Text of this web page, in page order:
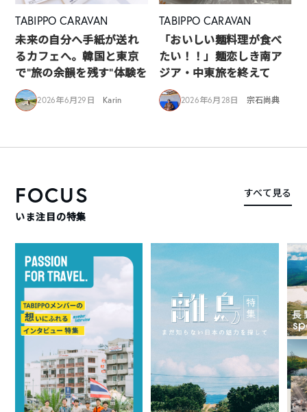
TABIPPO CARAVAN
未来の自分へ手紙が送れ
るカフェへ。韓国と東京
で“旅の余韻を残す”体験を
2026年6月29日 Karin
TABIPPO CARAVAN
「おいしい麺料理が食べ
たい！！」麺恋しき南ア
ジア・中東旅を終えて
2026年6月28日 宗石尚典
FOCUS
いま注目の特集
すべて見る